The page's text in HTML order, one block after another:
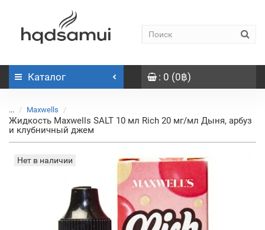
Каталог : 0 (0฿)
... Maxwells
Жидкость Maxwells SALT 10 мл Rich 20 мг/мл Дыня, арбуз
и клубничный джем
Нет в наличии